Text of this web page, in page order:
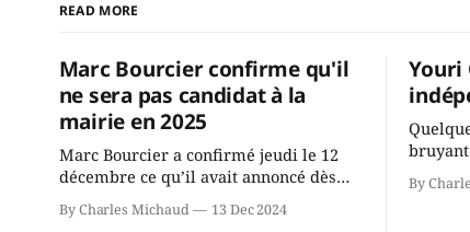
READ MORE
Marc Bourcier confirme qu'il
ne sera pas candidat à la
mairie en 2025
Marc Bourcier a confirmé jeudi le 12
décembre ce qu’il avait annoncé dès
mandat à titre de maire de Saint-
By Charles Michaud 13 Dec 2024
Youri
bruyant
By